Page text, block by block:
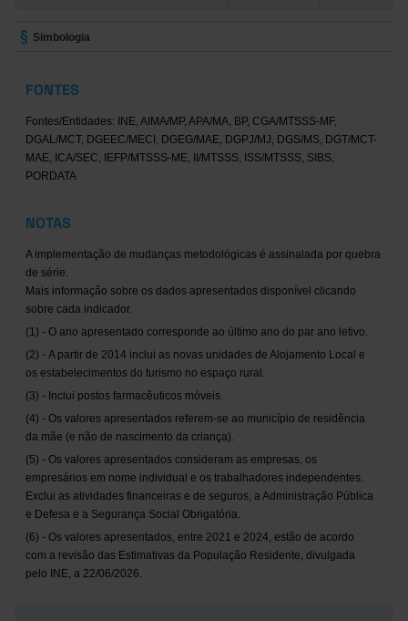
Simbologia
FONTES
Fontes/Entidades: INE, AIMA/MP, APA/MA, BP, CGA/MTSSS-MF,
DGAL/MCT, DGEEC/MECI, DGEG/MAE, DGPJ/MJ, DGS/MS, DGT/MCT-
MAE, ICA/SEC, IEFP/MTSSS-ME, II/MTSSS, ISS/MTSSS, SIBS,
PORDATA
NOTAS
A implementação de mudanças metodológicas é assinalada por quebra
de série.
Mais informação sobre os dados apresentados disponível clicando
sobre cada indicador.
(1) - O ano apresentado corresponde ao último ano do par ano letivo.
(2) - A partir de 2014 inclui as novas unidades de Alojamento Local e
os estabelecimentos do turismo no espaço rural.
(3) - Inclui postos farmacêuticos móveis.
(4) - Os valores apresentados referem-se ao município de residência
da mãe (e não de nascimento da criança).
(5) - Os valores apresentados consideram as empresas, os
empresários em nome individual e os trabalhadores independentes.
Exclui as atividades financeiras e de seguros, a Administração Pública
e Defesa e a Segurança Social Obrigatória.
(6) - Os valores apresentados, entre 2021 e 2024, estão de acordo
com a revisão das Estimativas da População Residente, divulgada
pelo INE, a 22/06/2026.